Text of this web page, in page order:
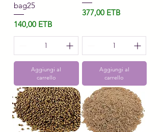
bag25
Prezzo
140,00 ETB
Aggiungi al
carrello
Prezzo
377,00 ETB
Aggiungi al
carrello